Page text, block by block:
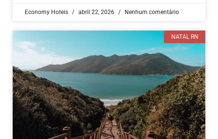
Economy Hoteis abril 22, 2026 Nenhum comentário
NATAL RN